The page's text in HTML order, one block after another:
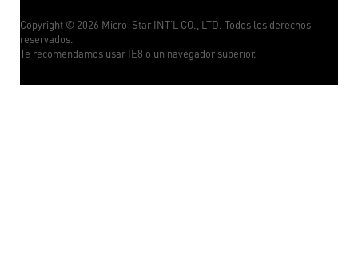
Copyright © 2026 Micro-Star INT'L CO., LTD. Todos los derechos
reservados.
Te recomendamos usar IE8 o un navegador superior.